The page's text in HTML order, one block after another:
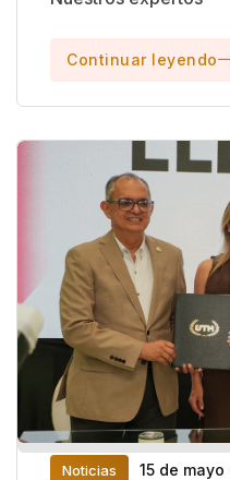
Continuar leyendo
Noticias 15 de